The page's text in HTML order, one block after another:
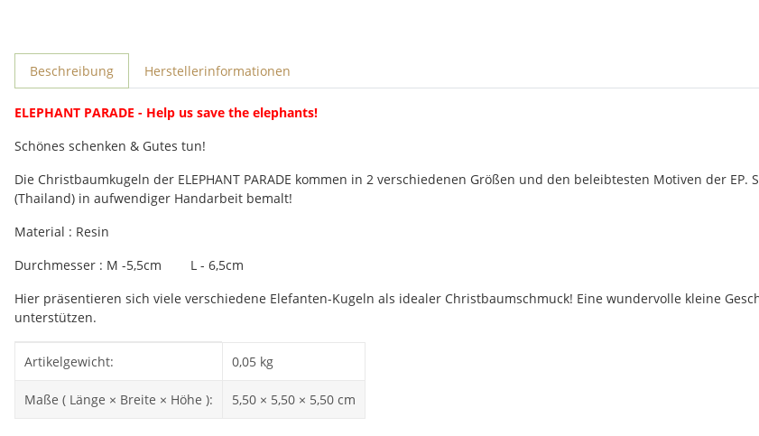
weitere Registerkarten anzeigen
Beschreibung Herstellerinformationen
ELEPHANT PARADE - Help us save the elephants!
Schönes schenken & Gutes tun!
Die Christbaumkugeln der ELEPHANT PARADE kommen in 2 verschiedenen Größen und den beleibtesten Motiven der EP.
(Thailand) in aufwendiger Handarbeit bemalt!
Material : Resin
Durchmesser : M -5,5cm L - 6,5cm
Hier präsentieren sich viele verschiedene Elefanten-Kugeln als idealer Christbaumschmuck! Eine wundervolle kleine
unterstützen.
Artikelgewicht: 0,05 kg
Maße ( Länge × Breite × Höhe ): 5,50 × 5,50 × 5,50 cm